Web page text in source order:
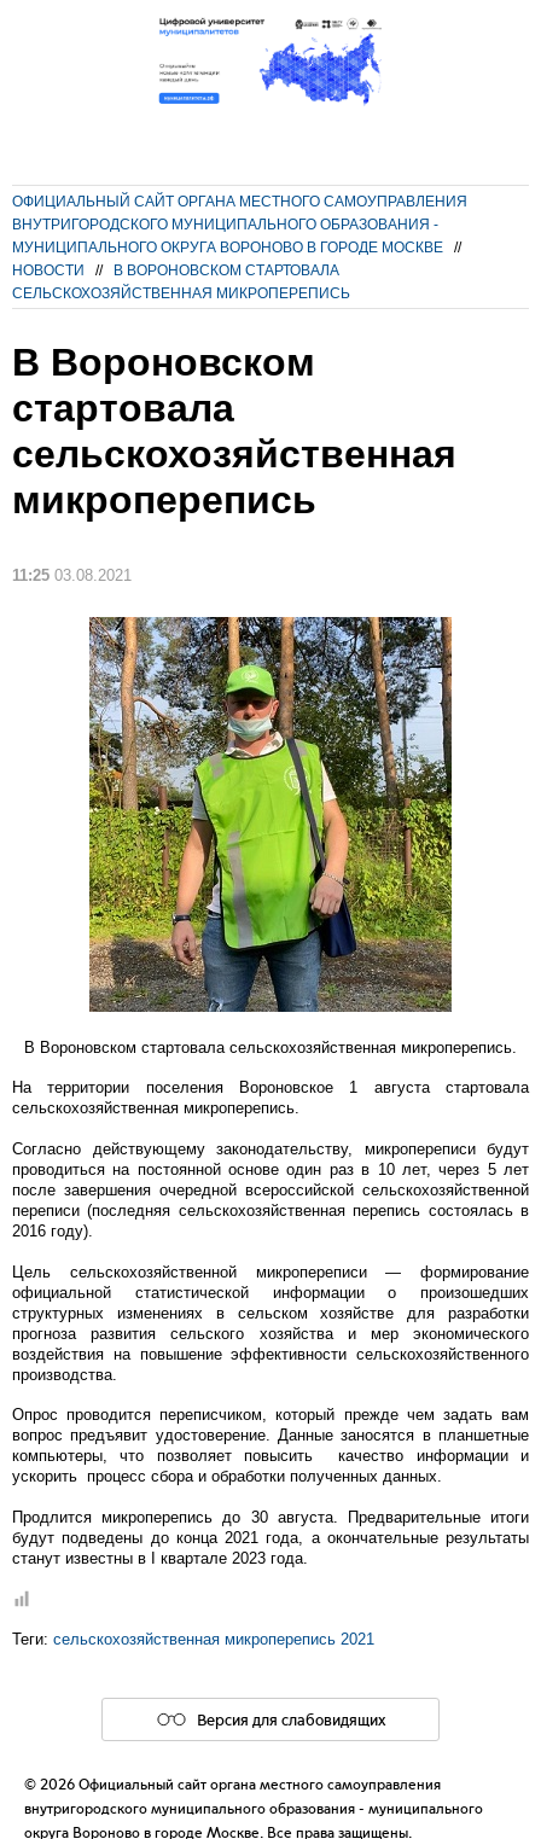
ОФИЦИАЛЬНЫЙ САЙТ ОРГАНА МЕСТНОГО САМОУПРАВЛЕНИЯ
ВНУТРИГОРОДСКОГО МУНИЦИПАЛЬНОГО ОБРАЗОВАНИЯ -
МУНИЦИПАЛЬНОГО ОКРУГА ВОРОНОВО В ГОРОДЕ МОСКВЕ
//
НОВОСТИ
//
В ВОРОНОВСКОМ СТАРТОВАЛА
СЕЛЬСКОХОЗЯЙСТВЕННАЯ МИКРОПЕРЕПИСЬ
В Вороновском
стартовала
сельскохозяйственная
микроперепись
11:25 03.08.2021
В Вороновском стартовала сельскохозяйственная микроперепись.
На территории поселения Вороновское 1 августа стартовала
сельскохозяйственная микроперепись.
Согласно действующему законодательству, микропереписи будут
проводиться на постоянной основе один раз в 10 лет, через 5 лет
после завершения очередной всероссийской сельскохозяйственной
переписи (последняя сельскохозяйственная перепись состоялась в
2016 году).
Цель сельскохозяйственной микропереписи — формирование
официальной статистической информации о произошедших
структурных изменениях в сельском хозяйстве для разработки
прогноза развития сельского хозяйства и мер экономического
воздействия на повышение эффективности сельскохозяйственного
производства.
Опрос проводится переписчиком, который прежде чем задать вам
вопрос предъявит удостоверение. Данные заносятся в планшетные
компьютеры, что позволяет повысить качество информации и
ускорить процесс сбора и обработки полученных данных.
Продлится микроперепись до 30 августа. Предварительные итоги
будут подведены до конца 2021 года, а окончательные результаты
станут известны в I квартале 2023 года.
Теги: сельскохозяйственная микроперепись 2021
Версия для слабовидящих
© 2026 Официальный сайт органа местного самоуправления
внутригородского муниципального образования - муниципального
округа Вороново в городе Москве. Все права защищены.